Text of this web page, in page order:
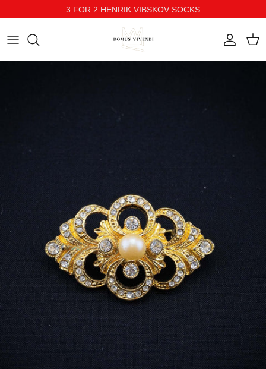
3 FOR 2 HENRIK VIBSKOV SOCKS
Konto